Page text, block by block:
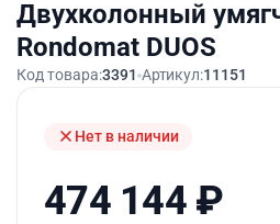
Двухколонный
Rondomat DUOS
Код товара:3391 Артикул:11151
Нет в наличии
474 144 ₽